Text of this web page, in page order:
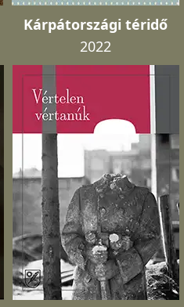
Kárpátországi téridő
2022